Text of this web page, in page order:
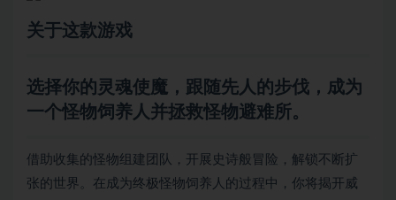
关于这款游戏
选择你的灵魂使魔，跟随先人的步伐，成为
一个怪物饲养人并拯救怪物避难所。
借助收集的怪物组建团队，开展史诗般冒险，解锁不断扩
张的世界。在成为终极怪物饲养人的过程中，你将揭开威